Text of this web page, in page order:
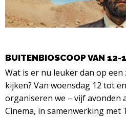
BUITENBIOSCOOP VAN 12-
Wat is er nu leuker dan op
kijken? Van woensdag 12 tot
organiseren we – vijf avonden
Cinema, in samenwerking met